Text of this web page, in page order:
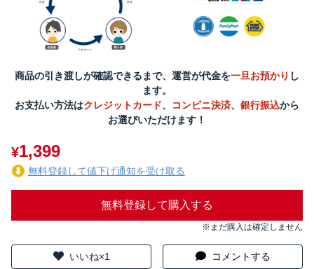
商品の引き渡しが確認できるまで、運営が代金を一旦お預かり し
ます。
お支払い方法はクレジットカード、 コンビニ決済、 銀行振込から
お選びいただけます！
¥1,399
無料登録して値下げ通知を受け取る
無料登録して購入する
※まだ購入は確定しません
いいね×1 コメントする